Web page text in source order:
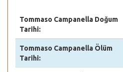
Tommaso Campanella Doğum
Tarihi:
Tommaso Campanella Ölüm
Tarihi: